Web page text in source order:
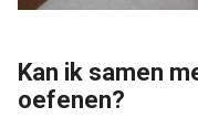
Kan ik samen
oefenen?